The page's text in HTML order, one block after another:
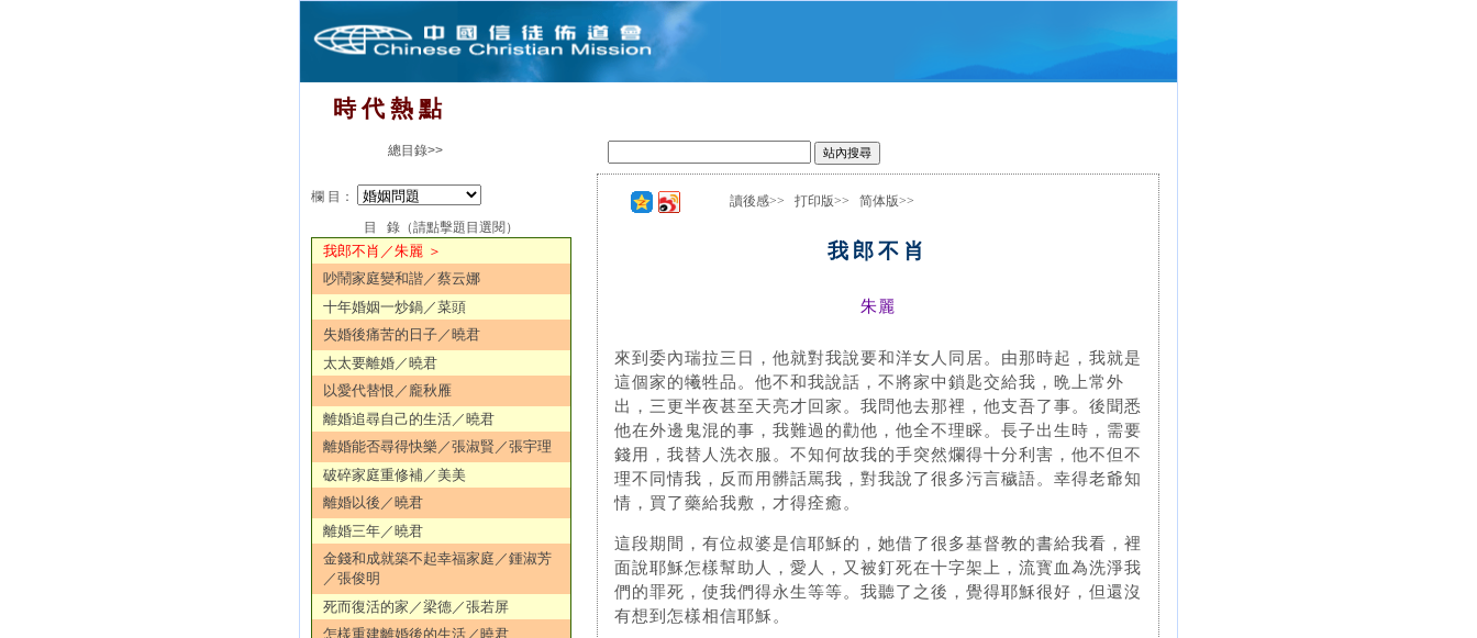
時 代 熱 點
總目錄>>
欄 目：
目 錄（請點擊題目選閱）
我郎不肖／朱麗 ＞
吵鬧家庭變和諧／蔡云娜
十年婚姻一炒鍋／菜頭
失婚後痛苦的日子／曉君
太太要離婚／曉君
以愛代替恨／龐秋雁
離婚追尋自己的生活／曉君
離婚能否尋得快樂／張淑賢／張宇理
破碎家庭重修補／美美
離婚以後／曉君
離婚三年／曉君
金錢和成就築不起幸福家庭／鍾淑芳
／張俊明
死而復活的家／梁德／張若屏
怎樣重建離婚後的生活／曉君
讀後感>> 打印版>> 简体版>>
我郎不肖
朱麗
來到委內瑞拉三日，他就對我說要和洋女人同居。由那時起，我就是
這個家的犧牲品。他不和我說話，不將家中鎖匙交給我，晩上常外
出，三更半夜甚至天亮才回家。我問他去那裡，他支吾了事。後聞悉
他在外邊鬼混的事，我難過的勸他，他全不理睬。長子出生時，需要
錢用，我替人洗衣服。不知何故我的手突然爛得十分利害，他不但不
理不同情我，反而用髒話駡我，對我說了很多污言穢語。幸得老爺知
情，買了藥給我敷，才得痊癒。
這段期間，有位叔婆是信耶穌的，她借了很多基督教的書給我看，裡
面說耶穌怎樣幫助人，愛人，又被釘死在十字架上，流寳血為洗淨我
們的罪死，使我們得永生等等。我聽了之後，覺得耶穌很好，但還沒
有想到怎樣相信耶穌。